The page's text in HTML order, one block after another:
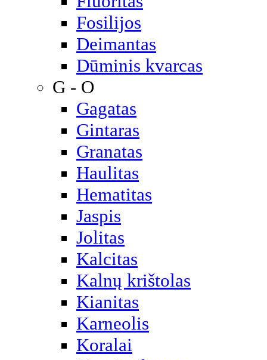
Fosilijos
Deimantas
Dūminis kvarcas
G - O
Gagatas
Gintaras
Granatas
Haulitas
Hematitas
Jaspis
Jolitas
Kalcitas
Kalnų krištolas
Kianitas
Karneolis
Koralai